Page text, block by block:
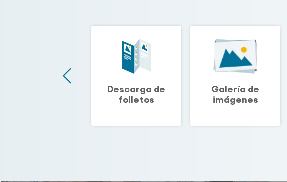
Descarga de
folletos
Galería de
imágenes